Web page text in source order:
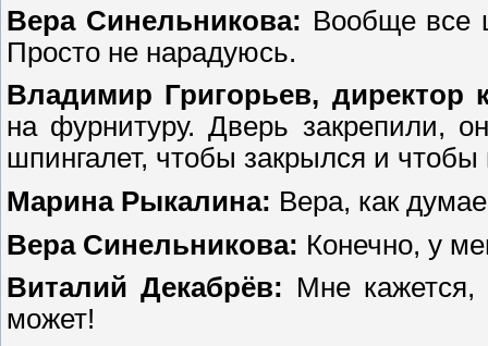
Вера Синельникова: Вообще все
Просто не нарадуюсь.
Владимир Григорьев, директор
на фурнитуру. Дверь закрепили,
шпингалет, чтобы закрылся и
Марина Рыкалина: Вера, как
Вера Синельникова: Конечно, у
Виталий Декабрёв: Мне кажется,
может!